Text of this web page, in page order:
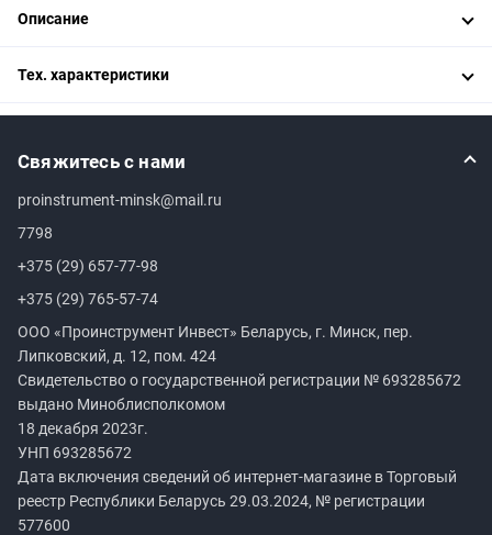
Описание
Тех. характеристики
Свяжитесь с нами
proinstrument-minsk@mail.ru
7798
+375 (29) 657-77-98
+375 (29) 765-57-74
ООО «Проинструмент Инвест» Беларусь, г. Минск, пер.
Липковский, д. 12, пом. 424
Свидетельство о государственной регистрации № 693285672
выдано Миноблисполкомом
18 декабря 2023г.
УНП 693285672
Дата включения сведений об интернет-магазине в Торговый
реестр Республики Беларусь 29.03.2024, № регистрации
577600